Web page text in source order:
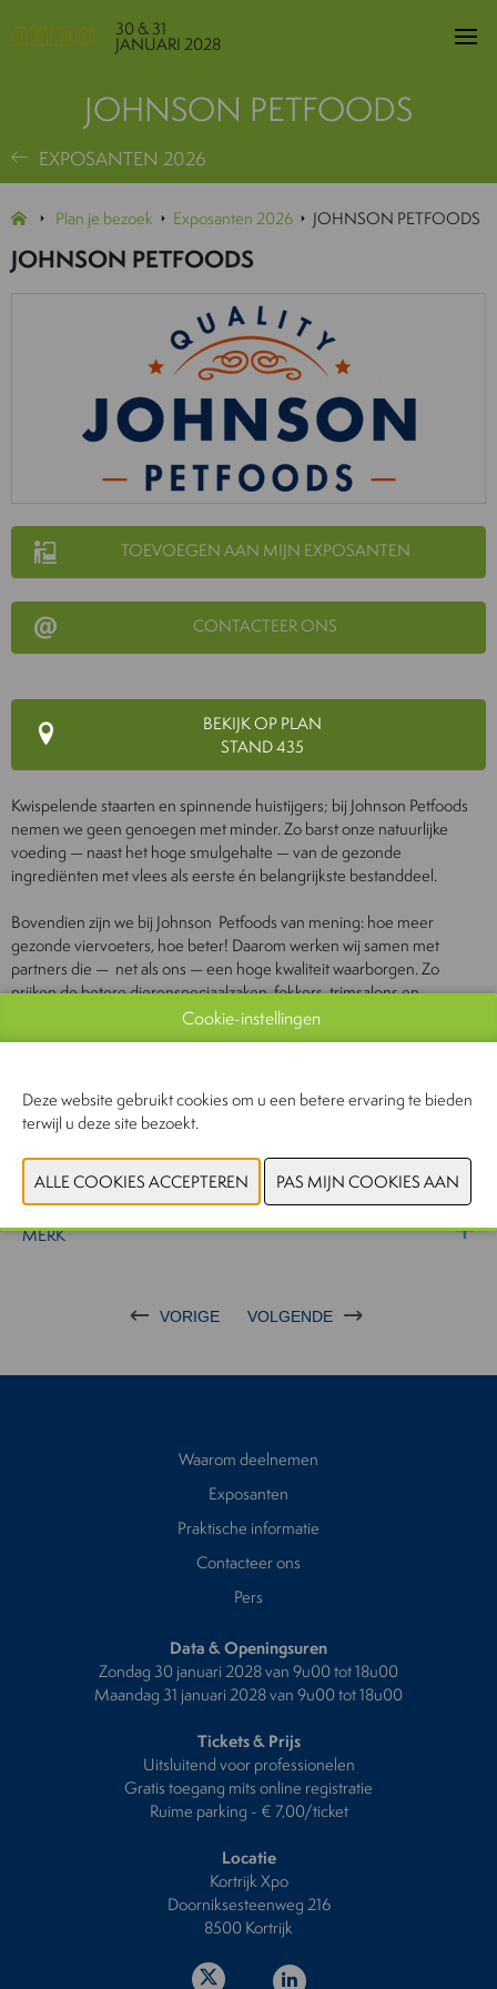
30 & 31
JANUARI 2028
JOHNSON PETFOODS
EXPOSANTEN 2026
Plan je bezoek Exposanten 2026 JOHNSON PETFOODS
JOHNSON PETFOODS
TOEVOEGEN AAN MIJN EXPOSANTEN
CONTACTEER ONS
BEKIJK OP PLAN
STAND 435
Kwispelende staarten en spinnende huistijgers; bij Johnson Petfoods
nemen we geen genoegen met minder. Zo barst onze natuurlijke
voeding — naast het hoge smulgehalte — van de gezonde
ingrediënten met vlees als eerste én belangrijkste bestanddeel.
Bovendien zijn we bij Johnson Petfoods van mening: hoe meer
gezonde viervoeters, hoe beter! Daarom werken wij samen met
partners die — net als ons — een hoge kwaliteit waarborgen. Zo
prijken de betere dierenspeciaalzaken, fokkers, trimsalons en
dierenpensions al op ons lijstje met samenwerkingen.
WEBSITE CATALOGUS
PRODUCTEN EXPOSANTEN
MERK
VORIGE VOLGENDE
Waarom deelnemen
Exposanten
Praktische informatie
Contacteer ons
Pers
Data & Openingsuren
Zondag 30 januari 2028 van 9u00 tot 18u00
Maandag 31 januari 2028 van 9u00 tot 18u00
Tickets & Prijs
Uitsluitend voor professionelen
Gratis toegang mits online registratie
Ruime parking - € 7,00/ticket
Locatie
Kortrijk Xpo
Doorniksesteenweg 216
8500 Kortrijk
Cookie-instellingen
Deze website gebruikt cookies om u een betere ervaring te bieden
terwijl u deze site bezoekt.